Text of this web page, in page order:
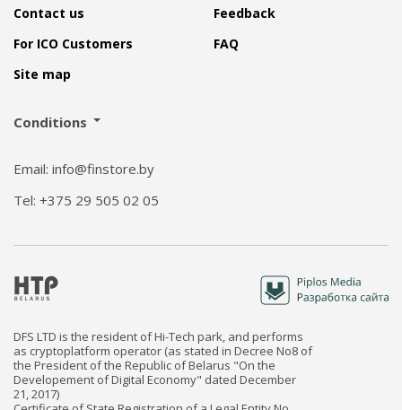
Contact us
Feedback
For ICO Customers
FAQ
Site map
Conditions
Email: info@finstore.by
Tel: +375 29 505 02 05
DFS LTD is the resident of Hi-Tech park, and performs
as cryptoplatform operator (as stated in Decree No8 of
the President of the Republic of Belarus "On the
Developement of Digital Economy" dated December
21, 2017)